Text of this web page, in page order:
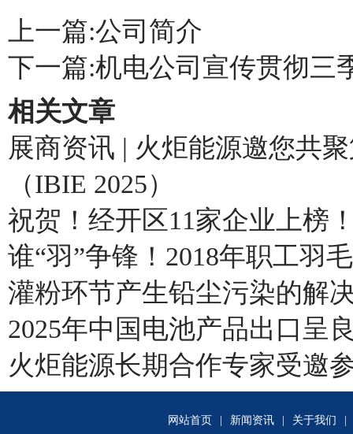
上一篇:公司简介
下一篇:机电公司宣传贯彻三
相关文章
展商资讯 | 火炬能源邀您共
（IBIE 2025）
祝贺！经开区11家企业上榜
谁“羽”争锋！2018年职工羽
灌粉环节产生铅尘污染的解
2025年中国电池产品出口呈
火炬能源长期合作专家受邀
网站首页 新闻资讯 关于我们